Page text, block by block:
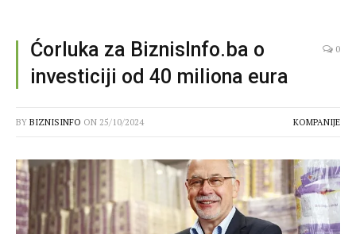
Ćorluka za BiznisInfo.ba o
investiciji od 40 miliona eura
0
BY BIZNISINFO ON 25/10/2024 KOMPANIJE